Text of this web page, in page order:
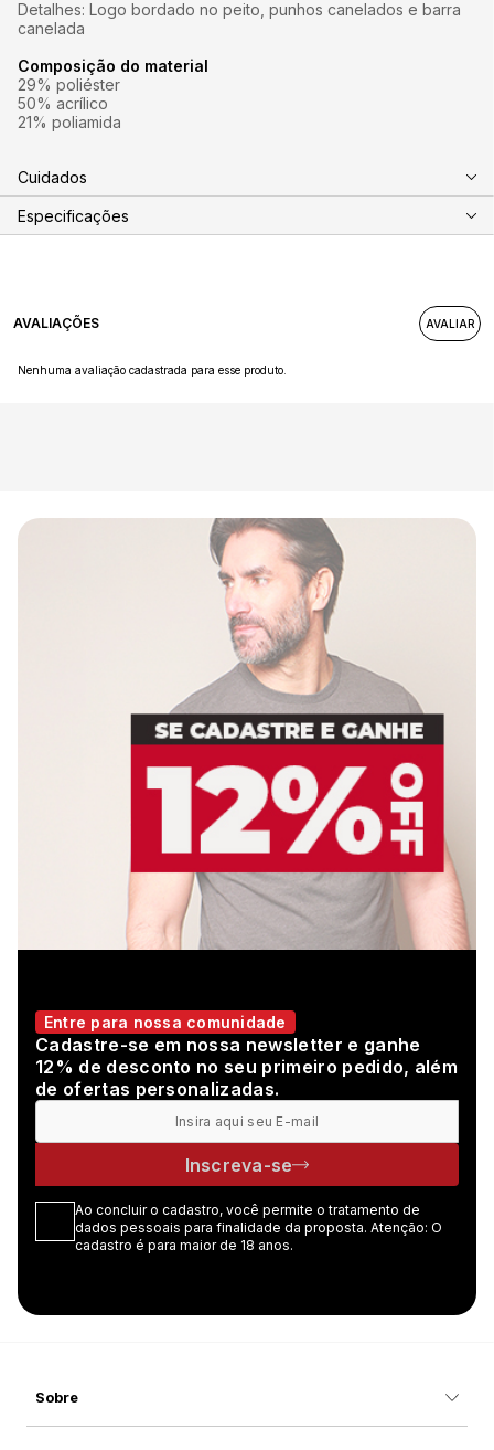
Detalhes: Logo bordado no peito, punhos canelados e barra
canelada
Composição do material
29% poliéster
50% acrílico
21% poliamida
Cuidados
Especificações
AVALIAÇÕES
Nenhuma avaliação cadastrada para esse produto.
Entre para nossa comunidade
Cadastre-se em nossa newsletter e ganhe
12% de desconto no seu primeiro pedido, além
de ofertas personalizadas.
Inscreva-se
Ao concluir o cadastro, você permite o tratamento de
dados pessoais para finalidade da proposta. Atenção: O
cadastro é para maior de 18 anos.
Sobre